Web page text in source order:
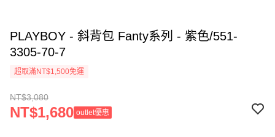
PLAYBOY - 斜背包 Fanty系列 - 紫色/551-
3305-70-7
超取滿NT$1,500免運
NT$3,080
NT$1,680 outlet優惠